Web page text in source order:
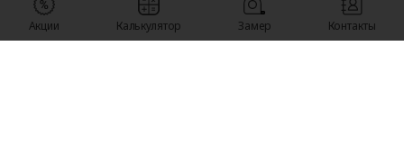
Акции Калькулятор Замер Контакты